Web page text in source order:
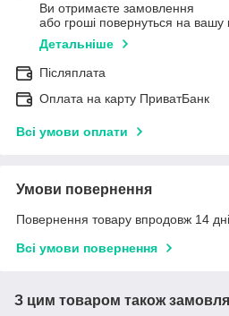
Ви отримаєте замовлення
або гроші повернуться на вашу
Детальніше
Післяплата
Оплата на карту ПриватБанк
Всі умови оплати
Умови повернення
Повернення товару впродовж 14
Всі умови повернення
З цим товаром також